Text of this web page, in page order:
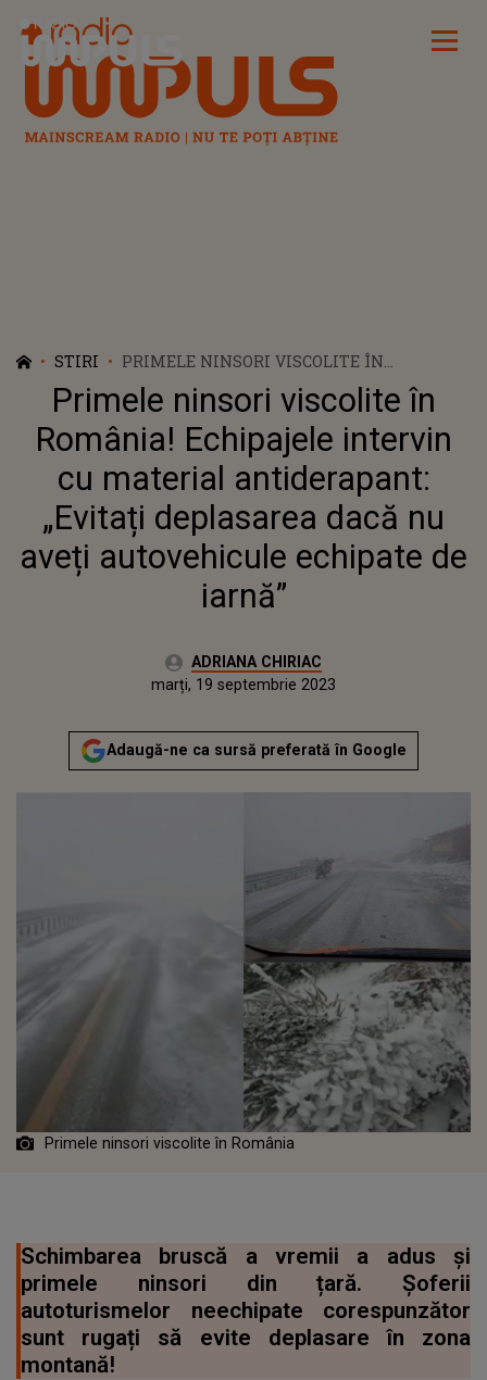
Radio Impuls
STIRI
PRIMELE NINSORI VISCOLITE ÎN
ROMÂNIA! ECHIPAJELE INTERVIN CU
MATERIAL ANTIDERAPANT: „EVITAȚI
DEPLASAREA DACĂ NU AVEȚI
AUTOVEHICULE ECHIPATE DE IARNĂ”
Primele ninsori viscolite în
România! Echipajele intervin
cu material antiderapant:
„Evitați deplasarea dacă nu
aveți autovehicule echipate de
iarnă”
Autor:ADRIANA CHIRIAC
luni, 19 septembrie 2022Actualizat:
marți, 19 septembrie 2023
Adaugă-ne ca sursă preferată în Google
Primele ninsori viscolite în România
Schimbarea bruscă a vremii a adus și
primele ninsori din țară. Șoferii
autoturismelor neechipate corespunzător
sunt rugați să evite deplasare în zona
montană!